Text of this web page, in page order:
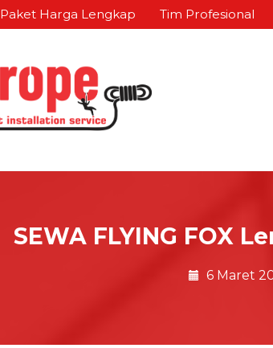
Paket Harga Lengkap Tim Profesional
SEWA FLYING FOX
6 Maret